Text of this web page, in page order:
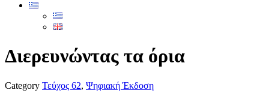
Διερευνώντας τα όρια
Category Τεύχος 62, Ψηφιακή Έκδοση